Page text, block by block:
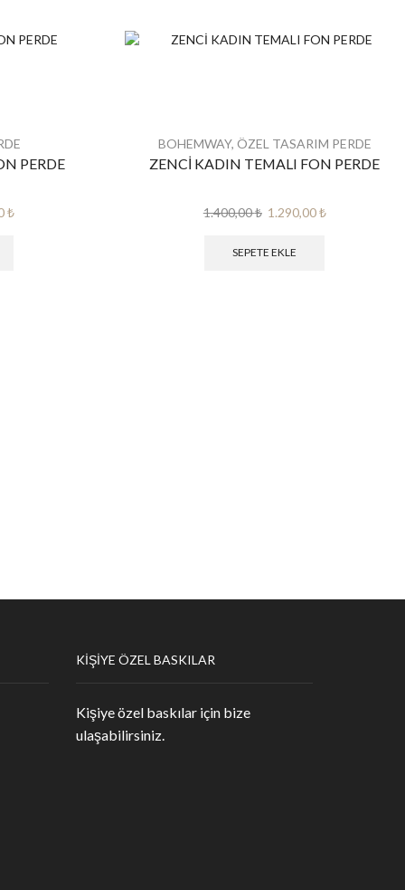
PERDE
₺Şu
BOHEMWAY, ÖZEL TASARIM PERDE
ZENCİ KADIN TEMALI FON PERDE
1.400,00₺ Orijinal
1.400,00 ₺.
1.290,00₺Şu
SEPETE EKLE
KIŞIYE ÖZEL BASKILAR
Kişiye özel baskılar için bize
ulaşabilirsiniz.